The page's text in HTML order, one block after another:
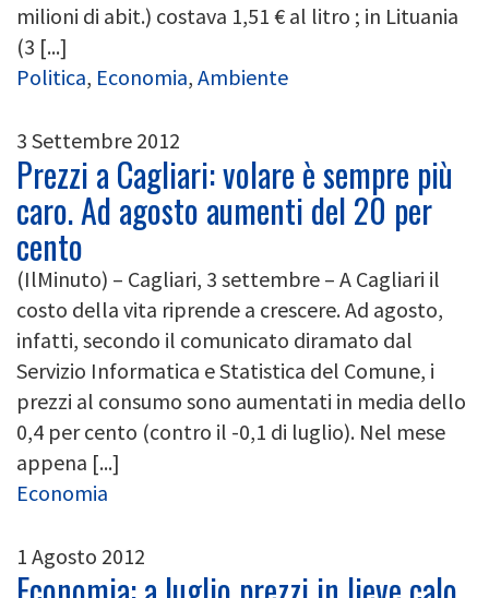
milioni di abit.) costava 1,51 € al litro ; in Lituania
(3 [...]
Politica, Economia, Ambiente
3 Settembre 2012
Prezzi a Cagliari: volare è sempre più
caro. Ad agosto aumenti del 20 per
cento
(IlMinuto) – Cagliari, 3 settembre – A Cagliari il
costo della vita riprende a crescere. Ad agosto,
infatti, secondo il comunicato diramato dal
Servizio Informatica e Statistica del Comune, i
prezzi al consumo sono aumentati in media dello
0,4 per cento (contro il -0,1 di luglio). Nel mese
appena [...]
Economia
1 Agosto 2012